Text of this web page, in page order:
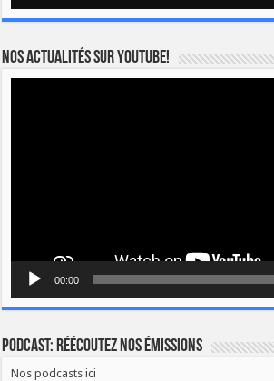
Nos actualités sur YOUTUBE!
00:00
Podcast: Réécoutez nos émissions
Nos podcasts ici